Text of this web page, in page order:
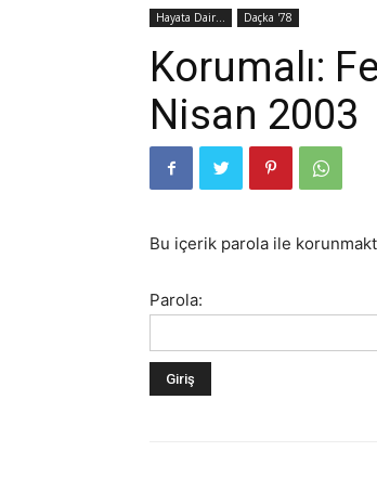
Hayata Dair... Daçka '78
Korumalı:
Nisan 2003
Bu içerik parola ile
Parola: